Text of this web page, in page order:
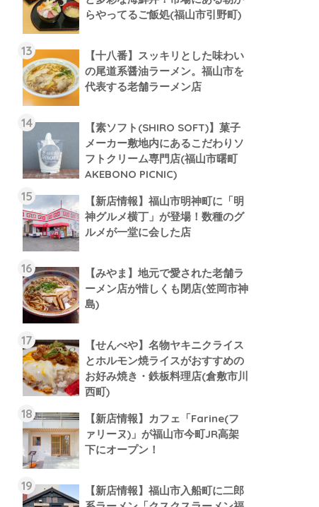
らやってるご飯処(福山市引野町)
【十八番】スッキリとした味わい
の尾道系醤油ラーメン。福山市を
代表する老舗ラーメン店
【素ソフト(SHIRO SOFT)】菓子
メーカー敷地内にあるこだわりソ
フトクリーム専門店(福山市曙町
AKEBONO PICNIC)
【新店情報】福山市明神町に「明
神グルメ横丁」が登場！数種のグ
ルメが一堂に会した店
【みやま】地元で愛された老舗ラ
ーメン店が惜しくも閉店(笠岡市神
島)
【せんべや】名物ヤキニクライス
とホルモン焼ライスがおすすめの
お好み焼き・鉄板料理店(倉敷市川
西町)
【新店情報】カフェ「Farine(フ
ァリーヌ)」が福山市今町JR高架
下にオープン！
【新店情報】福山市入船町に二郎